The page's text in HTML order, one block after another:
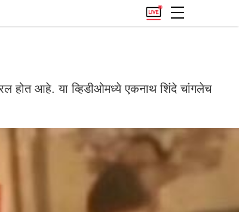
होत आहे. या व्हिडीओमध्ये एकनाथ शिंदे चांगलेच